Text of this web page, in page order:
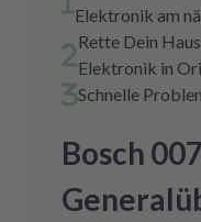
Elektronik am
Rette Dein
Elektronik in
Schnelle
Bosch